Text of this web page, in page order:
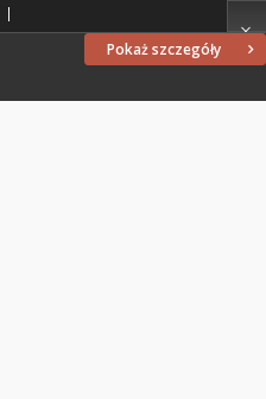
Pokaż szczegóły